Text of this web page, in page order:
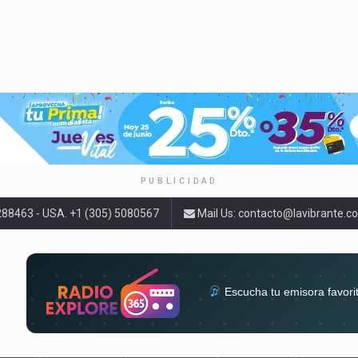
PUBLICIDAD
- USA. +1 (305) 5080567 Mail Us:
Escucha tu emisora